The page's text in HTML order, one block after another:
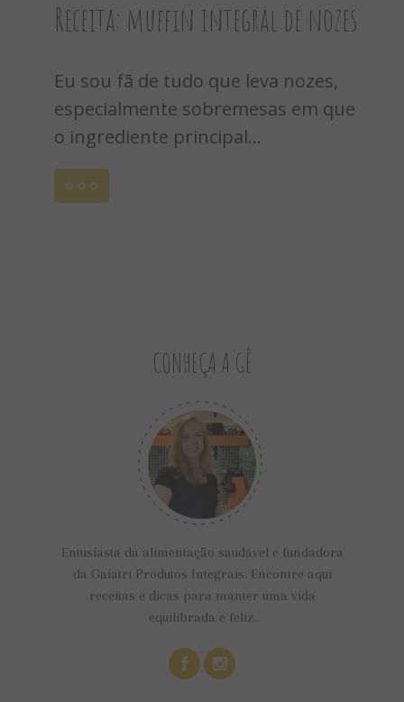
Receita: muffin integral de nozes
Eu sou fã de tudo que leva nozes,
especialmente sobremesas em que
o ingrediente principal...
CONHEÇA A GÊ
Entusiasta da alimentação saudável e fundadora
da Gaiatri Produtos Integrais. Encontre aqui
receitas e dicas para manter uma vida
equilibrada e feliz.